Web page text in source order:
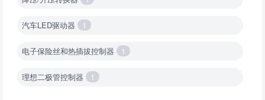
汽车LED驱动器 1
电子保险丝和热插拔控制器 1
理想二极管控制器 1